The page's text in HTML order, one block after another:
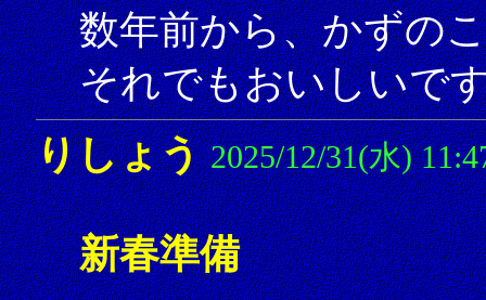
数年前から、かずの
それでもおいしいで
りしょう 2025/12/31(水)
新春準備